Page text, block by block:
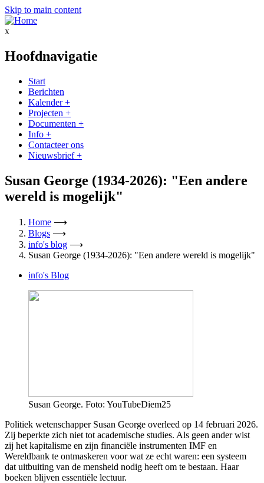
Skip to main content
x
Hoofdnavigatie
Start
Berichten
Kalender+
Projecten +
Documenten +
Info +
Contacteer ons
Nieuwsbrief+
Susan George (1934-2026): "Een andere
wereld is mogelijk"
Home ⟶
Blogs ⟶
info's blog ⟶
Susan George (1934-2026): "Een andere wereld is mogelijk"
info's Blog
Susan George. Foto: YouTubeDiem25
Politiek wetenschapper Susan George overleed op 14 februari 2026.
Zij beperkte zich niet tot academische studies. Als geen ander wist
zij het kapitalisme en zijn financiële instrumenten IMF en
Wereldbank te ontmaskeren voor wat ze echt waren: een systeem
dat uitbuiting van de mensheid nodig heeft om te bestaan. Haar
boeken blijven essentiële lectuur.